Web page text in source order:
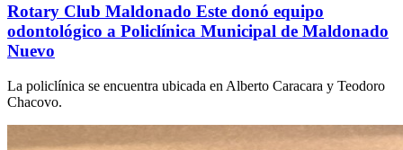
Rotary Club Maldonado Este donó equipo
odontológico a Policlínica Municipal de Maldonado
Nuevo
La policlínica se encuentra ubicada en Alberto Caracara y Teodoro
Chacovo.